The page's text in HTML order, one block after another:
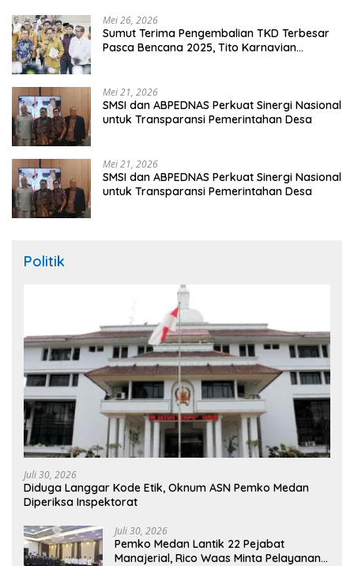
Mei 26, 2026
Sumut Terima Pengembalian TKD Terbesar
Pasca Bencana 2025, Tito Karnavian
Mei 21, 2026
SMSI dan ABPEDNAS Perkuat Sinergi Nasional
untuk Transparansi Pemerintahan Desa
Mei 21, 2026
SMSI dan ABPEDNAS Perkuat Sinergi Nasional
untuk Transparansi Pemerintahan Desa
Politik
Juli 30, 2026
Diduga Langgar Kode Etik, Oknum ASN Pemko Medan
Diperiksa Inspektorat
Juli 30, 2026
Pemko Medan Lantik 22 Pejabat
Manajerial, Rico Waas Minta Pelayanan